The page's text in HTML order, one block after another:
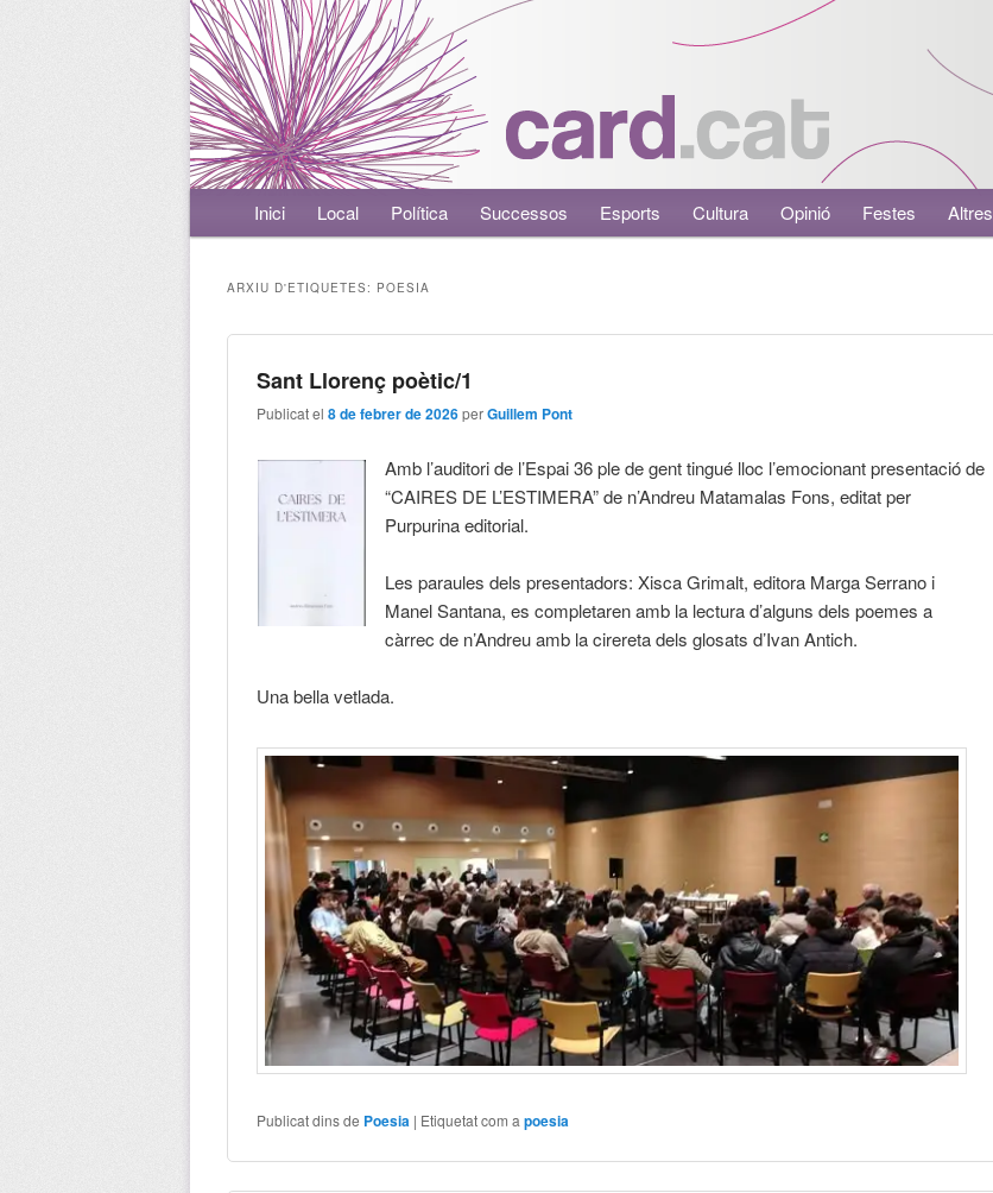
Menú principalAneu al contingut principal
Aneu al contingut secundari
Inici Local Política Successos Esports Cultura Opinió Festes Altres
ARXIU D'ETIQUETES: POESIA
Sant Llorenç poètic/1
Publicat el8 de febrer de 2026perGuillem Pont
Amb l’auditori de l’Espai 36 ple de gent tingué lloc l’emocionant presentació de
“CAIRES DE L’ESTIMERA” de n’Andreu Matamalas Fons, editat per
Purpurina editorial.
Les paraules dels presentadors: Xisca Grimalt, editora Marga Serrano i
Manel Santana, es completaren amb la lectura d’alguns dels poemes a
càrrec de n’Andreu amb la cirereta dels glosats d’Ivan Antich.
Una bella vetlada.
Publicat dins de Poesia | Etiquetat com a poesia